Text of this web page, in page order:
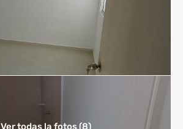
Ver todas la fotos (8)